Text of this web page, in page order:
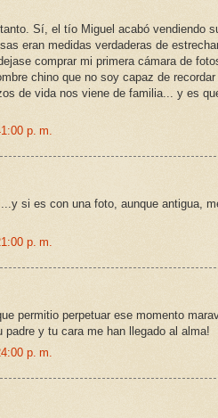
Sí, el tío Miguel acabó vendiendo
eran medidas verdaderas de
comprar mi primera cámara de
chino que no soy capaz de
de vida nos viene de familia... y es
p. m.
si es con una foto, aunque antigua,
p. m.
permitio perpetuar ese momento
y tu cara me han llegado al alma!
p. m.